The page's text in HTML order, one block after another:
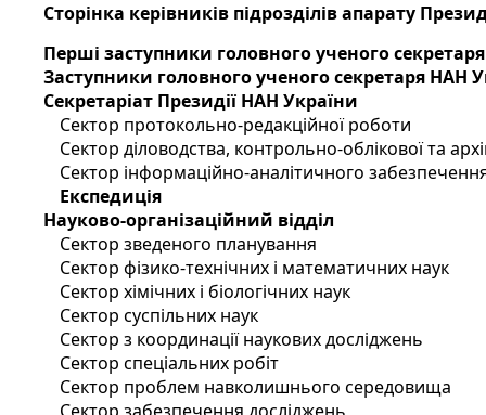
Сторінка керівників підрозділів апарату
Перші заступники головного ученого
Заступники головного ученого секретаря НАН
Секретаріат Президії НАН України
Сектор протокольно-редакційної роботи
Сектор діловодства, контрольно-облікової та
Сектор інформаційно-аналітичного
Експедиція
Науково-організаційний відділ
Сектор зведеного планування
Сектор фізико-технічних і математичних наук
Сектор хімічних і біологічних наук
Сектор суспільних наук
Сектор з координації наукових досліджень
Сектор спеціальних робіт
Сектор проблем навколишнього середовища